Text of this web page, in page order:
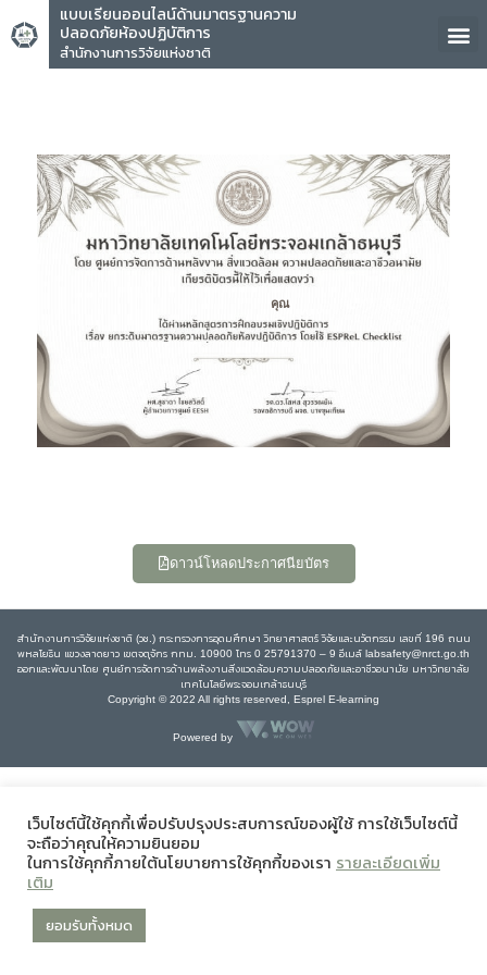
แบบเรียนออนไลน์ด้านมาตรฐานความ
ปลอดภัยห้องปฏิบัติการ
สำนักงานการวิจัยแห่งชาติ
คุณ
ดาวน์โหลดประกาศนียบัตร
สำนักงานการวิจัยแห่งชาติ (วช.) กระทรวงการอุดมศึกษา วิทยาศาสตร์ วิจัยและนวัตกรรม เลขที่ 196 ถนน
พหลโยธิน แขวงลาดยาว เขตจตุจักร กทม. 10900 โทร 0 25791370 – 9 อีเมล์ labsafety@nrct.go.th
ออกและพัฒนาโดย ศูนย์การจัดการด้านพลังงานสิ่งแวดล้อมความปลอดภัยและอาชีวอนามัย มหาวิทยาลัย
เทคโนโลยีพระจอมเกล้าธนบุรี
Copyright © 2022 All rights reserved, Esprel E-learning
Powered by
เว็บไซต์นี้ใช้คุกกี้เพื่อปรับปรุงประสบการณ์ของผู้ใช้ การใช้เว็บไซต์นี้
จะถือว่าคุณให้ความยินยอม
ในการใช้คุกกี้ภายใต้นโยบายการใช้คุกกี้ของเรา รายละเอียดเพิ่ม
เติม
ยอมรับทั้งหมด